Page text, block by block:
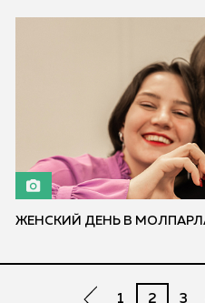
ЖЕНСКИЙ ДЕНЬ В
1 2 3